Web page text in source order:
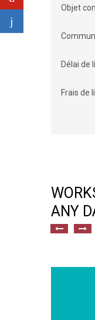
Objet
Délai de
Frais de
ANY